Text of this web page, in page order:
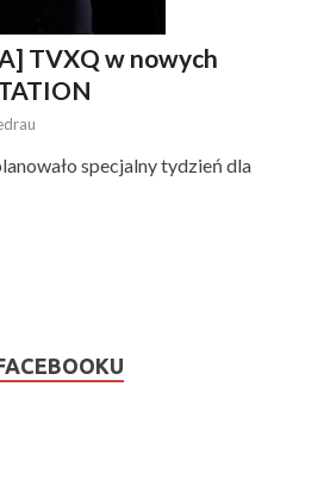
TVXQ w nowych
specjalny tydzień dla